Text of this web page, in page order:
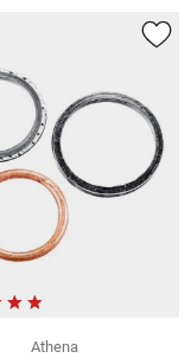
Athena